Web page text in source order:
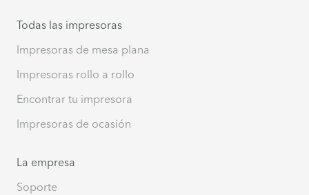
Todas las impresoras
Impresoras de mesa plana
Impresoras rollo a rollo
Encontrar tu impresora
Impresoras de ocasión
La empresa
Soporte